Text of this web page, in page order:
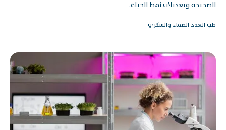
الصحيحة وتعديلات نمط الحياة.
طب الغدد الصماء والسكري